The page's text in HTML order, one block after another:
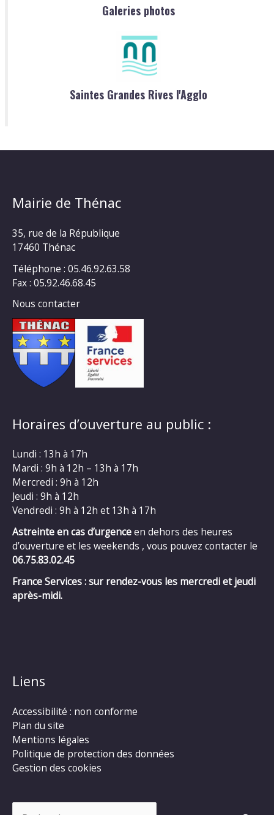
Galeries photos
Saintes Grandes Rives l'Agglo
Mairie de Thénac
35, rue de la République
17460 Thénac
Téléphone : 05.46.92.63.58
Fax : 05.92.46.68.45
Nous contacter
Horaires d’ouverture au public :
Lundi : 13h à 17h
Mardi : 9h à 12h – 13h à 17h
Mercredi : 9h à 12h
Jeudi : 9h à 12h
Vendredi : 9h à 12h et 13h à 17h
Astreinte en cas d’urgenceen dehors des heures
d’ouverture et les weekends , vous pouvez contacter le
06.75.83.02.45
France Services : sur rendez-vous les mercredi et jeudi
après-midi.
Liens
Accessibilité : non conforme
Plan du site
Mentions légales
Politique de protection des données
Gestion des cookies